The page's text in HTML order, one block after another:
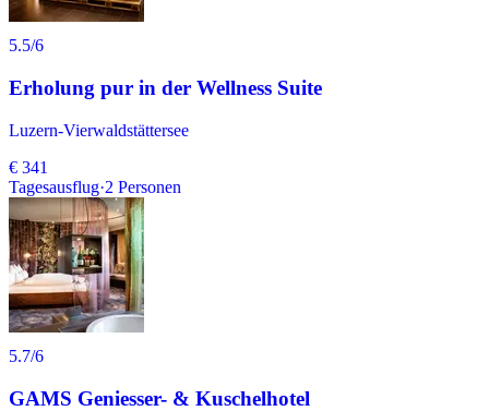
5.5/6
Erholung pur in der Wellness Suite
Luzern-Vierwaldstättersee
€ 341
Tagesausflug·2 Personen
5.7/6
GAMS Geniesser- & Kuschelhotel